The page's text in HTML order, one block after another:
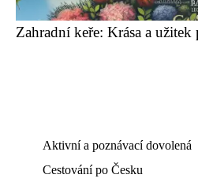
Zahradní keře: Krása a užitek
Aktivní a poznávací dovolená
Cestování po Česku